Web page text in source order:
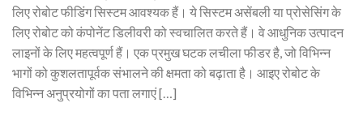
लिए रोबोट फीडिंग सिस्टम आवश्यक हैं। ये सिस्टम असेंबली या प्रोसेसिंग के
लिए रोबोट को कंपोनेंट डिलीवरी को स्वचालित करते हैं। वे आधुनिक उत्पादन
लाइनों के लिए महत्वपूर्ण हैं। एक प्रमुख घटक लचीला फीडर है, जो विभिन्न
भागों को कुशलतापूर्वक संभालने की क्षमता को बढ़ाता है। आइए रोबोट के
विभिन्न अनुप्रयोगों का पता लगाएं […]